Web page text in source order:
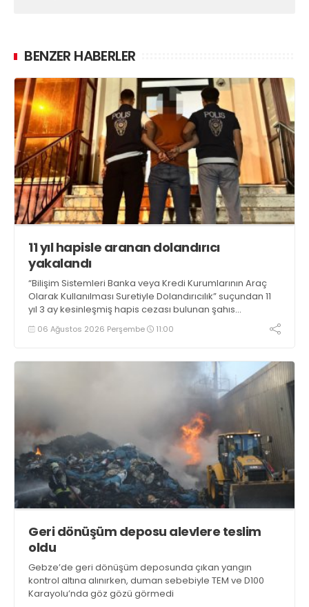
BENZER HABERLER
11 yıl hapisle aranan dolandırıcı
yakalandı
“Bilişim Sistemleri Banka veya Kredi Kurumlarının Araç
Olarak Kullanılması Suretiyle Dolandırıcılık” suçundan 11
yıl 3 ay kesinleşmiş hapis cezası bulunan şahıs
yakalandı
06 Ağustos 2026 Perşembe 11:00
Geri dönüşüm deposu alevlere teslim
oldu
Gebze’de geri dönüşüm deposunda çıkan yangın
kontrol altına alınırken, duman sebebiyle TEM ve D100
Karayolu’nda göz gözü görmedi